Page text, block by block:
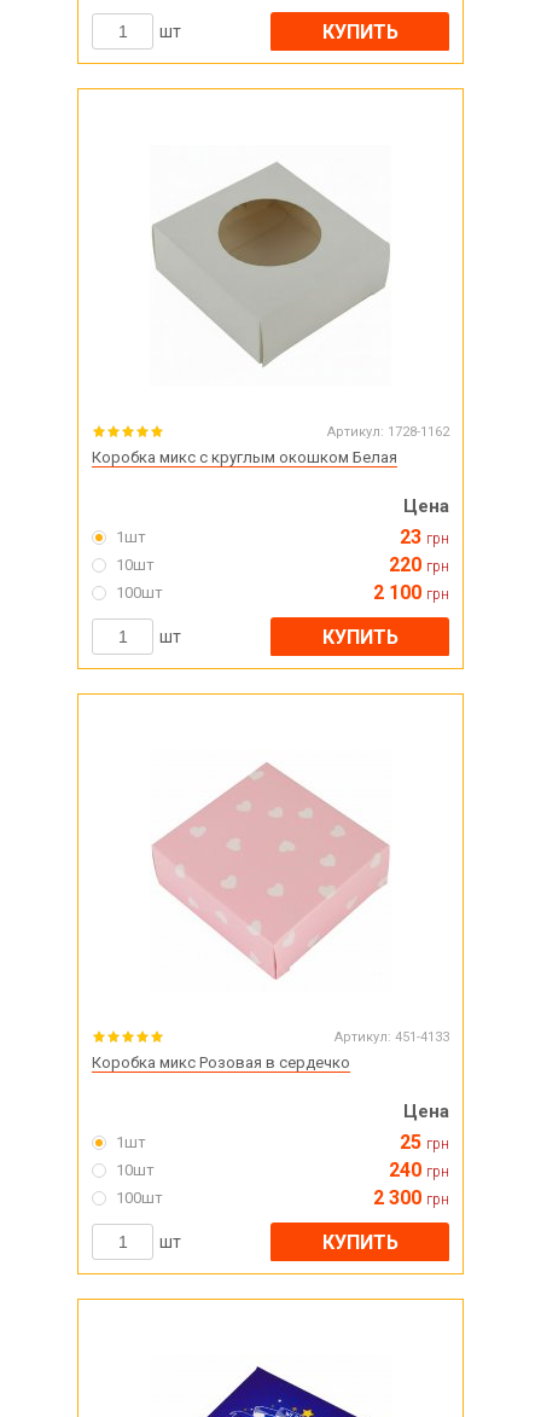
шт КУПИТЬ
Артикул: 1728-1162
Коробка микс с круглым окошком Белая
Цена
1шт 23 грн
10шт 220 грн
100шт 2 100 грн
шт КУПИТЬ
Артикул: 451-4133
Коробка микс Розовая в сердечко
Цена
1шт 25 грн
10шт 240 грн
100шт 2 300 грн
шт КУПИТЬ